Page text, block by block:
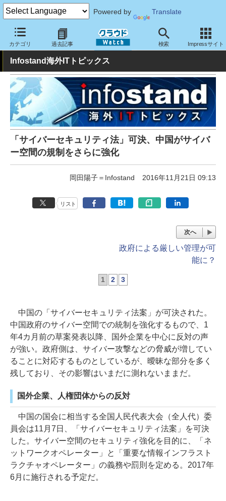
Powered by Translate
カテゴリ 過去記事 検索 Impressサイト
クラウド Watch トピック 業界動向
Infostand海外ITトピックス
「サイバーセキュリティ法」可決、中国がサイバ
ー空間の規制をさらに強化
岡田陽子＝Infostand 2016年11月21日 09:13
リスト
次へ
政府による厳しい管理が可
能に？
1 2 3
中国の「サイバーセキュリティ法案」が可決された。
中国政府のサイバー空間での統制を強化するもので、1
年4カ月前の草案発表以降、国外企業を中心に反対の声
が強い。政府側は、サイバー攻撃などの脅威が増してい
ることに対応するものとしているが、曖昧な部分を多く
残しており、その影響はいまだに測れないままだ。
国外企業、人権団体からの反対
中国の国会に相当する全国人民代表大会（全人代）委
員会は11月7日、「サイバーセキュリティ法案」を可決
した。サイバー空間のセキュリティ強化を目的に、「ネ
ットワークオペレーター」と「重要な情報インフラスト
ラクチャオペレーター」の義務や罰則を定める。2017年
6月に施行される予定だ。